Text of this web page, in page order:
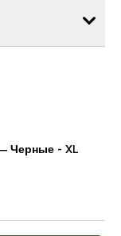
Черные - XL